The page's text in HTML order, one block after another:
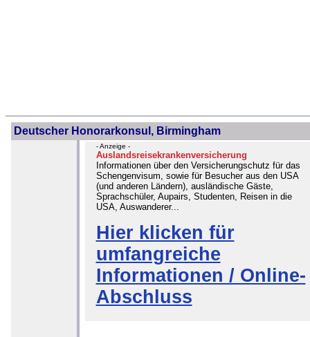
Deutscher Honorarkonsul, Birmingham
- Anzeige -
Auslandsreisekrankenversicherung
Informationen über den Versicherungschutz für das
Schengenvisum, sowie für Besucher aus den USA
(und anderen Ländern), ausländische Gäste,
Sprachschüler, Aupairs, Studenten, Reisen in die
USA, Auswanderer...
Hier klicken für
umfangreiche
Informationen / Online-
Abschluss